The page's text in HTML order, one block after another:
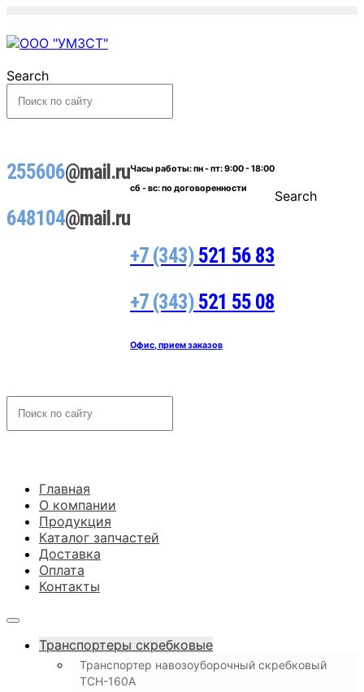
Search
255606@mail.ru
648104@mail.ru
Часы работы:пн - пт: 9:00 - 18:00
сб - вс: по договоренности
+7 (343) 521 56 83
+7 (343) 521 55 08
Офис, прием заказов
Search
Главная
О компании
Продукция
Каталог запчастей
Доставка
Оплата
Контакты
Транспортеры скребковые
Транспортер навозоуборочный скребковый
ТСН-160А